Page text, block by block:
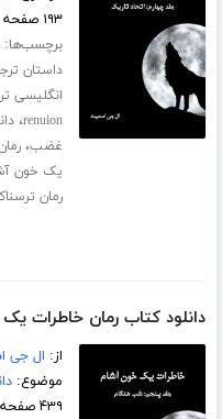
۱۹۳ صفحه
برچسب‌ها:
داستان
انگلیسی
renuion،
غضب،
یک خون
رمان
دانلود کتاب رمان خاطرات
از: ال جی
موضوع:
۴۳۹ صفحه